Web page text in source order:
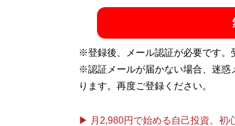
@InoueJuniti）
『 お得
※登録後、メール認証が必要です。
※認証メールが届かない場合、迷惑
ります。再度ご登録ください。
▶ 月2,980円で始める自己投資。初